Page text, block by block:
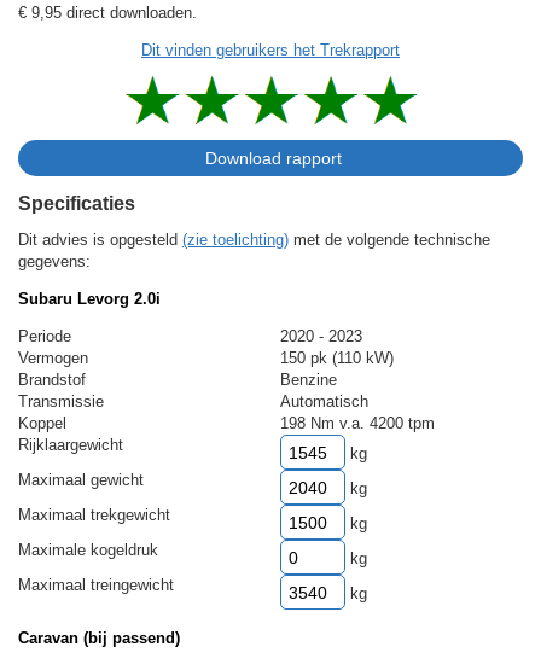
€ 9,95 direct downloaden.
Dit vinden gebruikers het Trekrapport
Specificaties
Dit advies is opgesteld (zie toelichting) met de volgende technische
gegevens:
Subaru Levorg 2.0i
Periode
2020 - 2023
Vermogen
150 pk (110 kW)
Brandstof
Benzine
Transmissie
Automatisch
Koppel
198 Nm v.a. 4200 tpm
Rijklaargewicht
kg
Maximaal gewicht
kg
Maximaal trekgewicht
kg
Maximale kogeldruk
kg
Maximaal treingewicht
kg
Caravan (bij passend)